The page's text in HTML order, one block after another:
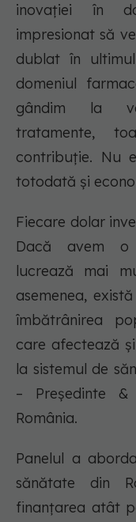
inovației în
impresionat să
dublat în
domeniul
gândim la
tratamente,
contribuție. Nu
totodată și
Fiecare dolar
Dacă avem o
lucrează mai
asemenea,
îmbătrânirea
care afectează
la sistemul de
– Președinte &
România.
Panelul a
sănătate din
finanțarea atât